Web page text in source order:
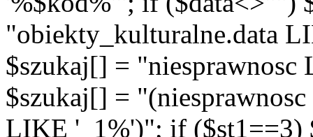
"obiekty_kulturalne.data
$szukaj[] =
$szukaj[] =
LIKE '_1%')"; if ($st1==3)